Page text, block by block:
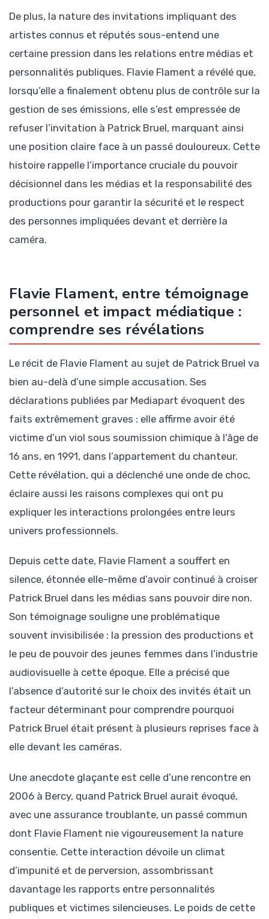
De plus, la nature des invitations impliquant des
artistes connus et réputés sous-entend une
certaine pression dans les relations entre médias et
personnalités publiques. Flavie Flament a révélé que,
lorsqu’elle a finalement obtenu plus de contrôle sur la
gestion de ses émissions, elle s’est empressée de
refuser l’invitation à Patrick Bruel, marquant ainsi
une position claire face à un passé douloureux. Cette
histoire rappelle l’importance cruciale du pouvoir
décisionnel dans les médias et la responsabilité des
productions pour garantir la sécurité et le respect
des personnes impliquées devant et derrière la
caméra.
Flavie Flament, entre témoignage
personnel et impact médiatique :
comprendre ses révélations
Le récit de Flavie Flament au sujet de Patrick Bruel va
bien au-delà d’une simple accusation. Ses
déclarations publiées par Mediapart évoquent des
faits extrêmement graves : elle affirme avoir été
victime d’un viol sous soumission chimique à l’âge de
16 ans, en 1991, dans l’appartement du chanteur.
Cette révélation, qui a déclenché une onde de choc,
éclaire aussi les raisons complexes qui ont pu
expliquer les interactions prolongées entre leurs
univers professionnels.
Depuis cette date, Flavie Flament a souffert en
silence, étonnée elle-même d’avoir continué à croiser
Patrick Bruel dans les médias sans pouvoir dire non.
Son témoignage souligne une problématique
souvent invisibilisée : la pression des productions et
le peu de pouvoir des jeunes femmes dans l’industrie
audiovisuelle à cette époque. Elle a précisé que
l’absence d’autorité sur le choix des invités était un
facteur déterminant pour comprendre pourquoi
Patrick Bruel était présent à plusieurs reprises face à
elle devant les caméras.
Une anecdote glaçante est celle d’une rencontre en
2006 à Bercy, quand Patrick Bruel aurait évoqué,
avec une assurance troublante, un passé commun
dont Flavie Flament nie vigoureusement la nature
consentie. Cette interaction dévoile un climat
d’impunité et de perversion, assombrissant
davantage les rapports entre personnalités
publiques et victimes silencieuses. Le poids de cette